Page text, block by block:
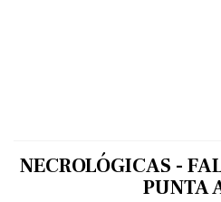
NECROLÓGICAS -
PUNTA